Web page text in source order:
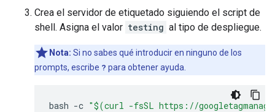
Crea el servidor de etiquetado siguiendo el script de
shell. Asigna el valor testing al tipo de despliegue.
Nota: Si no sabes qué introducir en ninguno de los
prompts, escribe ? para obtener ayuda.
bash -c "$(curl -fsSL https://